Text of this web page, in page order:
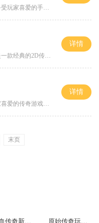
《不充钱的传奇手游》是一款备受玩家喜爱的手机游戏，其最大的特点就是不需要充钱就能获得丰厚的游戏体验和游戏内物品。在这款游戏中，玩家将进入一个充满冒险和惊喜的欢乐世
《沉默嘟嘟版本传奇手游》正是一款经典的2D传奇游戏，它拥有丰富的玩法和精彩的故事情节。这款游戏以角色扮演为主题，每个玩家都可以扮演一个自己喜欢的角色，与其他玩家展开万
详情
传奇手游新服网是一款备受玩家喜爱的传奇游戏新开服平台，为广大玩家提供了一个全新的游戏体验。本文将介绍传奇手游新服网的具体玩法，并分享一些游戏技巧。传奇手游新服网拥
详情
末页